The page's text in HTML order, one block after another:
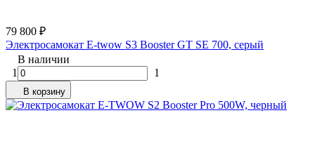
79 800 ₽
Электросамокат E-twow S3 Booster GT SE 700, серый
В наличии
1
1
В корзину